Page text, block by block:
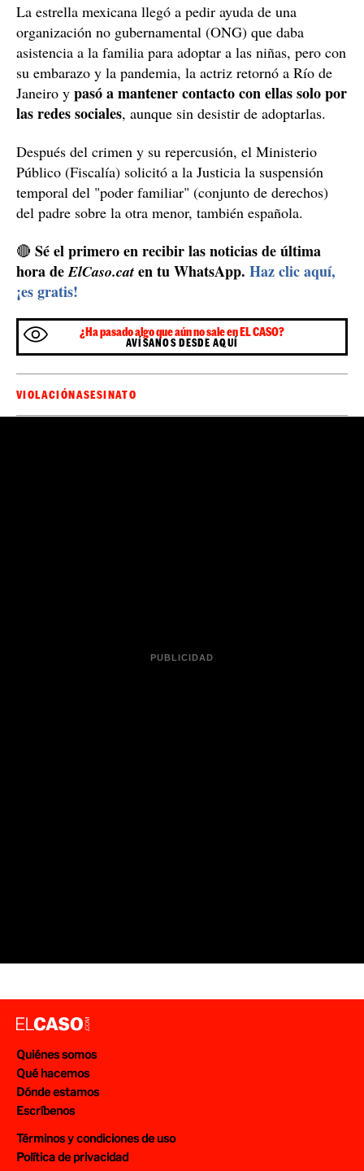
La estrella mexicana llegó a pedir ayuda de una
organización no gubernamental (ONG) que daba
asistencia a la familia para adoptar a las niñas, pero con
su embarazo y la pandemia, la actriz retornó a Río de
Janeiro y pasó a mantener contacto con ellas solo por
las redes sociales, aunque sin desistir de adoptarlas.
Después del crimen y su repercusión, el Ministerio
Público (Fiscalía) solicitó a la Justicia la suspensión
temporal del "poder familiar" (conjunto de derechos)
del padre sobre la otra menor, también española.
🔴 Sé el primero en recibir las noticias de última
hora deElCaso.cat en tu WhatsApp. Haz clic aquí,
¡es gratis!
¿Ha pasado algo que aún no sale en EL CASO?
AVÍSANOS DESDE AQUÍ
VIOLACIÓNASESINATO
Quiénes somos
Qué hacemos
Dónde estamos
Escríbenos
Términos y condiciones de uso
Política de privacidad